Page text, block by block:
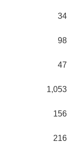
34
98
47
1,053
156
216